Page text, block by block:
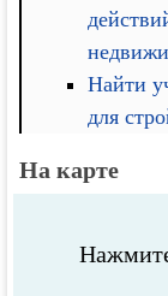
Найти
для
На карте